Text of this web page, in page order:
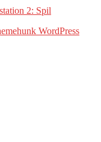
2: Spil
WordPress